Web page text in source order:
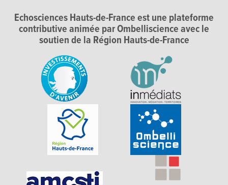
Echosciences Hauts-de-France est une plateforme
contributive animée par Ombelliscience avec le
soutien de la Région Hauts-de-France